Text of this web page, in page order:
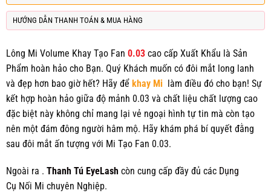
HƯỚNG DẪN THANH TOÁN & MUA HÀNG
Lông Mi Volume Khay Tạo Fan 0.03 cao cấp Xuất Khẩu là Sản
Phẩm hoàn hảo cho Bạn. Quý Khách muốn có đôi mắt long lanh
và đẹp hơn bao giờ hết? Hãy để khay Mi làm điều đó cho bạn! Sự
kết hợp hoàn hảo giữa độ mảnh 0.03 và chất liệu chất lượng cao
đặc biệt này không chỉ mang lại vẻ ngoại hình tự tin mà còn tạo
nên một đám đông người hâm mộ. Hãy khám phá bí quyết đằng
sau đôi mắt ấn tượng với Mi Tạo Fan 0.03.
Ngoài ra . Thanh Tú EyeLash còn cung cấp đầy đủ các Dụng
Cụ Nối Mi chuyên Nghiệp.